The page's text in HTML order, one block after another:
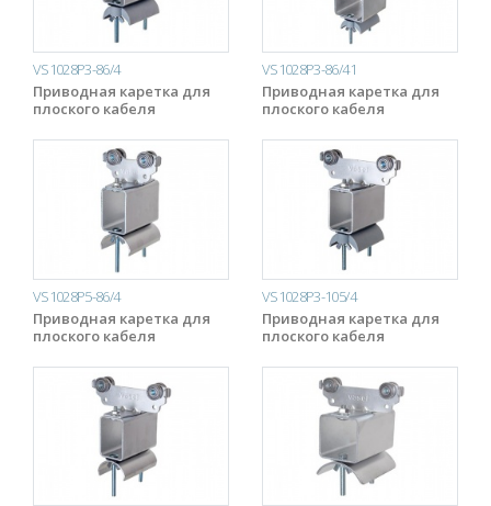
VS1028P3-86/4
Приводная каретка для
плоского кабеля
VS1028P3-86/41
Приводная каретка для
плоского кабеля
VS1028P5-86/4
Приводная каретка для
плоского кабеля
VS1028P3-105/4
Приводная каретка для
плоского кабеля